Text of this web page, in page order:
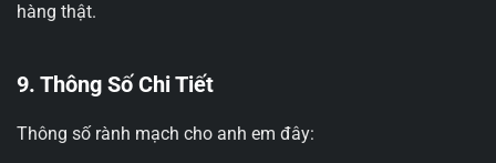
hàng thật.
9. Thông Số Chi Tiết
Thông số rành mạch cho anh em đây: